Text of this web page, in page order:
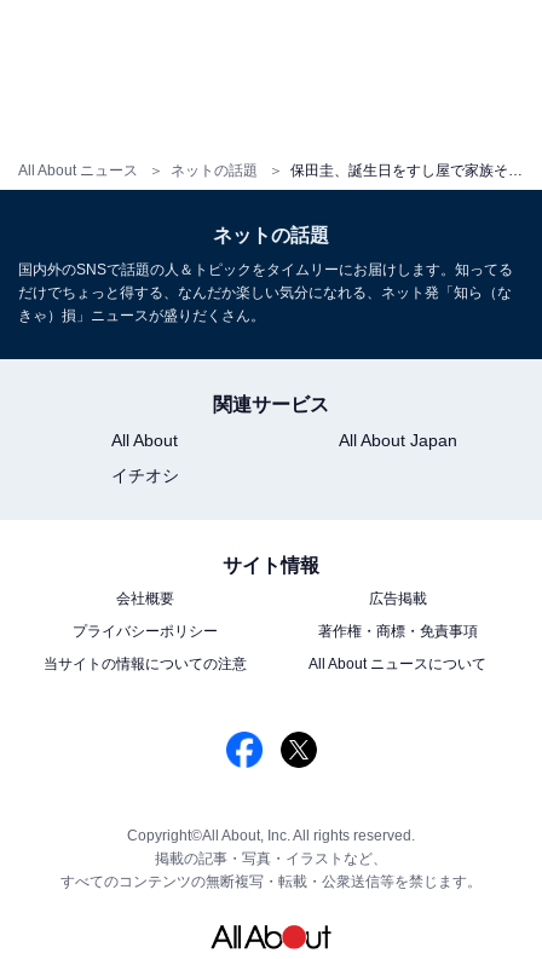
All About ニュース ネットの話題
ネットの話題
国内外のSNSで話題の人＆トピックをタイムリーにお届けします。知ってる
だけでちょっと得する、なんだか楽しい気分になれる、ネット発「知ら（な
きゃ）損」ニュースが盛りだくさん。
関連サービス
All About
All About Japan
イチオシ
サイト情報
会社概要
広告掲載
プライバシーポリシー
著作権・商標・免責事項
当サイトの情報についての注意
All About ニュースについて
Copyright©All About, Inc. All rights reserved.
掲載の記事・写真・イラストなど、
すべてのコンテンツの無断複写・転載・公衆送信等を禁じます。